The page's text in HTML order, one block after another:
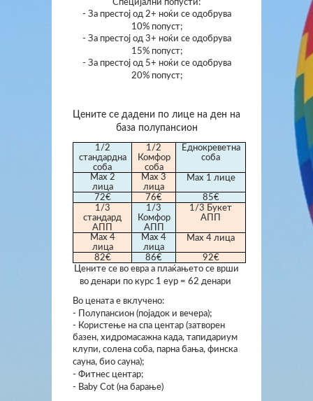
- За престој од 2+ ноќи се одобрува
10% попуст;
- За престој од 3+ ноќи се одобрува
15% попуст;
- За престој од 5+ ноќи се одобрува
20% попуст;
Цените се дадени по лице на ден на
база полупансион
1/2
стандардна
соба
1/2
Комфор
соба
Еднокреветна
соба
Max 2
лица
Мах 3
лица
Мах 1 лице
72€
76€
85€
1/3
стандард
АПП
1/3
Комфор
АПП
1/3 Букет
АПП
Мах 4
лица
Мах 4
лица
Мах 4 лица
82€
86€
92€
Цените се во евра а плаќањето се врши
во денари по курс 1 еур = 62 денари
Во цената е вклучено:
- Полупансион (појадок и вечера);
- Користење на спа центар (затворен
базен, хидромасажна када, тапидариум
клупи, солена соба, парна бања, финска
сауна, био сауна);
- Фитнес центар;
- Baby Cot (на барање)